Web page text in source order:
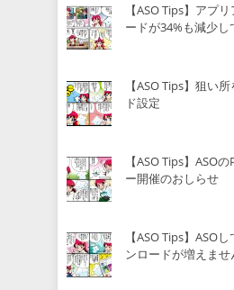
【ASO Tips】アプ
ードが34%も減少
【ASO Tips】狙い
ド設定
【ASO Tips】
ー開催のおしらせ
【ASO Tips】ASO
ンロードが増えませ